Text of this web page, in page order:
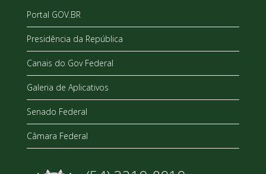
Portal GOV.BR
Presidência da República
Canais do Gov Federal
Galeria de Aplicativos
Senado Federal
Câmara Federal